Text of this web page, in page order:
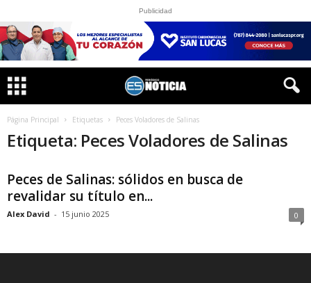
Publicidad
Página Principal Etiquetas Peces Voladores de Salinas
Etiqueta: Peces Voladores de Salinas
Peces de Salinas: sólidos en busca de
revalidar su título en...
Alex David - 15 junio 2025 0